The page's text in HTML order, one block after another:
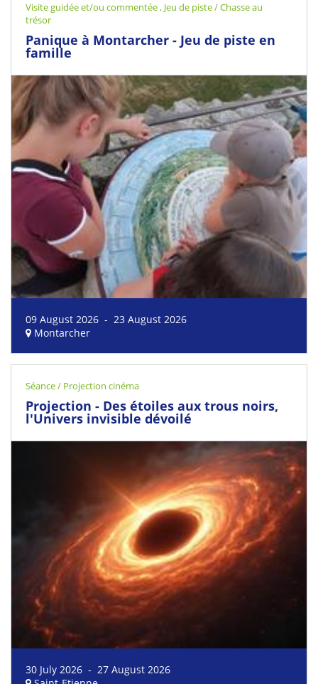
Visite guidée et/ou commentée, Jeu de piste / Chasse au
trésor
Panique à Montarcher - Jeu de piste en
famille
09 August 2026 - 23 August 2026
Montarcher
Séance / Projection cinéma
Projection - Des étoiles aux trous noirs,
l'Univers invisible dévoilé
30 July 2026 - 27 August 2026